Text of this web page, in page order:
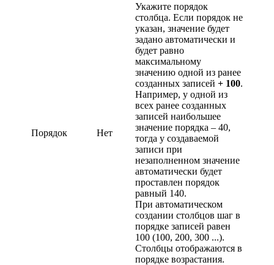
Порядок Нет
Укажите порядок
столбца. Если порядок не
указан, значение будет
задано автоматически и
будет равно
максимальному
значению одной из ранее
созданных записей + 100.
Например, у одной из
всех ранее созданных
записей наибольшее
значение порядка – 40,
тогда у создаваемой
записи при
незаполненном значение
автоматически будет
проставлен порядок
равный 140.
При автоматическом
создании столбцов шаг в
порядке записей равен
100 (100, 200, 300 ...).
Столбцы отображаются в
порядке возрастания.